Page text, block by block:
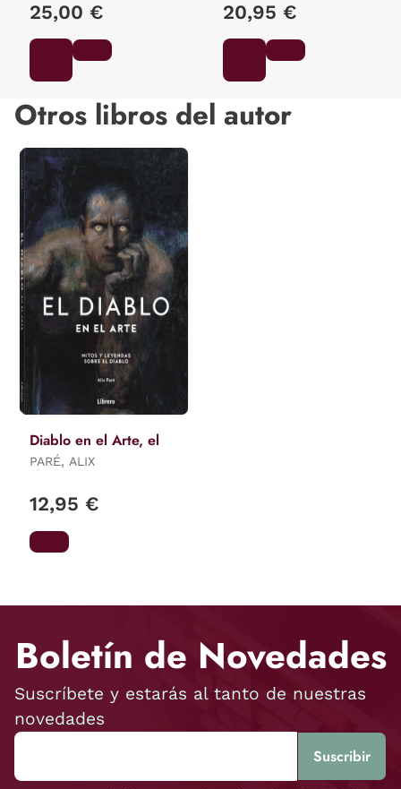
25,00 € 20,95 €
Otros libros del autor
Diablo en el Arte, el
PARÉ, ALIX
12,95 €
Boletín de Novedades
Suscríbete y estarás al tanto de nuestras
novedades